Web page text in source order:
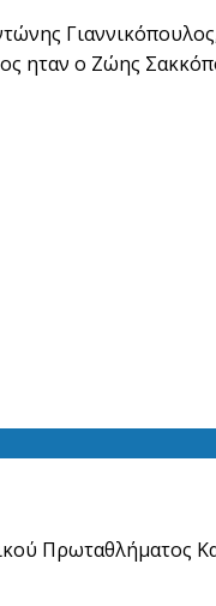
ηταν ο Ζώης
Πρωταθλήματος